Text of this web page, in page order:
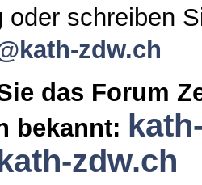
oder schreiben
zdw.ch
das Forum
bekannt:
zdw.ch